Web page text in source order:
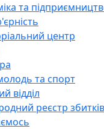
та
центр
та спорт
відділ
реєстр збитків